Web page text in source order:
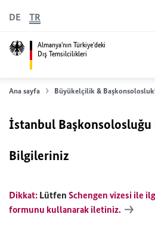
Almanya'nın Türkiye'deki
Dış Temsilcilikleri
DE TR
Ana sayfa Büyükelçilik &
İstanbul
Bilgileriniz
Dikkat: Lütfen Schengen vizesi ile
formunu kullanarak iletiniz.